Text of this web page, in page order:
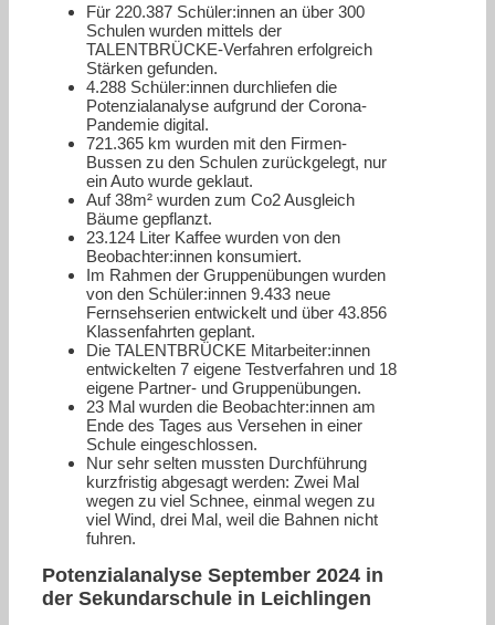
Für 220.387 Schüler:innen an über 300
Schulen wurden mittels der
TALENTBRÜCKE-Verfahren erfolgreich
Stärken gefunden.
4.288 Schüler:innen durchliefen die
Potenzialanalyse aufgrund der Corona-
Pandemie digital.
721.365 km wurden mit den Firmen-
Bussen zu den Schulen zurückgelegt, nur
ein Auto wurde geklaut.
Auf 38m² wurden zum Co2 Ausgleich
Bäume gepflanzt.
23.124 Liter Kaffee wurden von den
Beobachter:innen konsumiert.
Im Rahmen der Gruppenübungen wurden
von den Schüler:innen 9.433 neue
Fernsehserien entwickelt und über 43.856
Klassenfahrten geplant.
Die TALENTBRÜCKE Mitarbeiter:innen
entwickelten 7 eigene Testverfahren und 18
eigene Partner- und Gruppenübungen.
23 Mal wurden die Beobachter:innen am
Ende des Tages aus Versehen in einer
Schule eingeschlossen.
Nur sehr selten mussten Durchführung
kurzfristig abgesagt werden: Zwei Mal
wegen zu viel Schnee, einmal wegen zu
viel Wind, drei Mal, weil die Bahnen nicht
fuhren.
Potenzialanalyse September 2024 in
der Sekundarschule in Leichlingen